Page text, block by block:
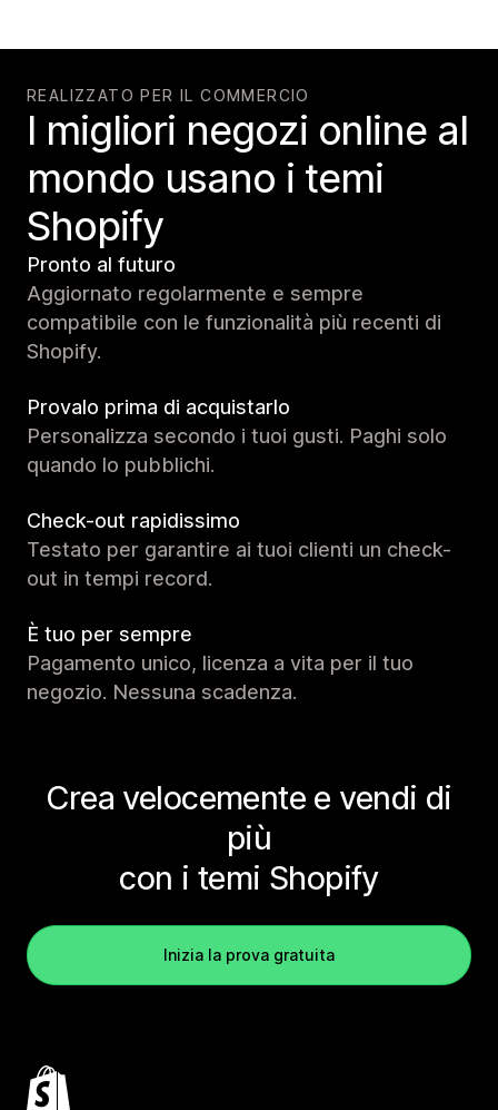
REALIZZATO PER IL COMMERCIO
I migliori negozi online al
mondo usano i temi
Shopify
Pronto al futuro
Aggiornato regolarmente e sempre
compatibile con le funzionalità più recenti di
Shopify.
Provalo prima di acquistarlo
Personalizza secondo i tuoi gusti. Paghi solo
quando lo pubblichi.
Check-out rapidissimo
Testato per garantire ai tuoi clienti un check-
out in tempi record.
È tuo per sempre
Pagamento unico, licenza a vita per il tuo
negozio. Nessuna scadenza.
Crea velocemente e vendi di
più
con i temi Shopify
Inizia la prova gratuita